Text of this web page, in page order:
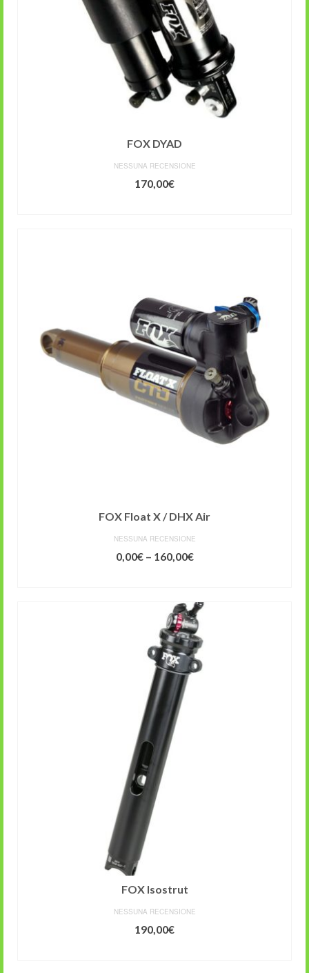
FOX DYAD
NESSUNA RECENSIONE
170,00€
FOX Float X / DHX Air
NESSUNA RECENSIONE
0,00€– 160,00€
FOX Isostrut
NESSUNA RECENSIONE
190,00€